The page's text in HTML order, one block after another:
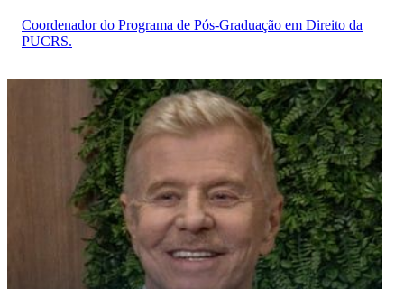
Coordenador do Programa de Pós-Graduação em Direito da
PUCRS.